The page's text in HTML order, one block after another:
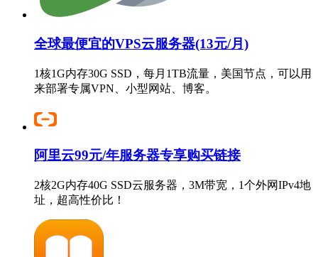
全球最便宜的VPS云服务器(13元/月)
1核1G内存30G SSD，每月1TB流量，美国节点，可以用
来部署专属VPN、小型网站、博客。
阿里云99元/年服务器专享购买链接
2核2G内存40G SSD云服务器，3M带宽，1个外网IPv4地
址，超高性价比！